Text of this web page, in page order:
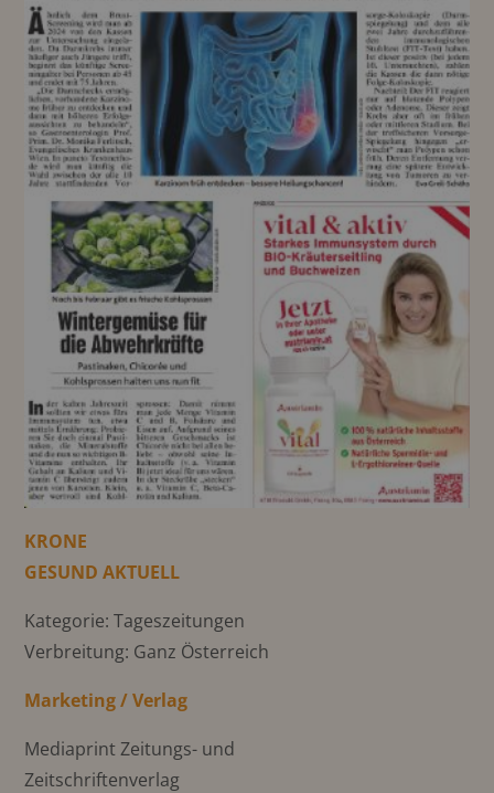
KRONE
GESUND AKTUELL
Kategorie: Tageszeitungen
Verbreitung: Ganz Österreich
Marketing / Verlag
Mediaprint Zeitungs- und
Zeitschriftenverlag